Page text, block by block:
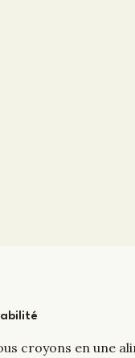
croyons en une